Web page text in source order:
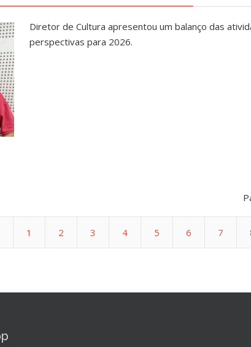
Diretor de Cultura apresentou um balanço das
perspectivas para 2026.
1 2 3 4 5 6 7